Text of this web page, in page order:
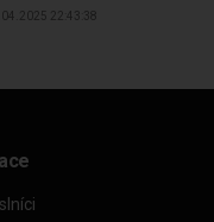
22:43:38